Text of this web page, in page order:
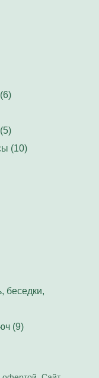
(10)
беседки,
(9)